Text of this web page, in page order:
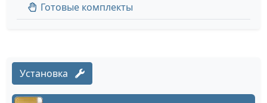
Готовые комплекты
Установка